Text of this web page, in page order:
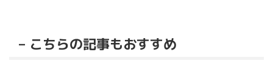
– こちらの記事もおすすめ